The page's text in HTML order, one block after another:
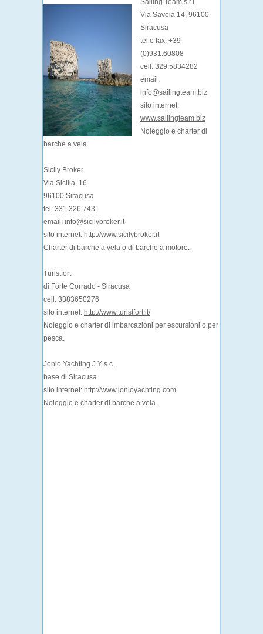
Sailing Team s.r.l.
Via Savoia 14, 96100
Siracusa
tel e fax: +39
(0)931.60808
cell: 329.5834282
email:
info@sailingteam.biz
sito internet:
www.sailingteam.biz
Noleggio e charter di
barche a vela.
Sicily Broker
Via Sicilia, 16
96100 Siracusa
tel: 331.326.7431
email: info@sicilybroker.it
sito internet: http://www.sicilybroker.it
Charter di barche a vela o di barche a motore.
Turistfort
di Forte Corrado - Siracusa
cell: 3383650276
sito internet: http://www.turistfort.it/
Noleggio e charter di imbarcazioni per escursioni o per
pesca.
Jonio Yachting J Y s.c.
base di Siracusa
sito internet: http://www.jonioyachting.com
Noleggio e charter di barche a vela.